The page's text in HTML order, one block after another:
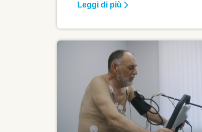
Donato, con il Kick-off Meeting " al
integrati verso la prevenzione
cardiovascolare personalizzata".
Leggi di più